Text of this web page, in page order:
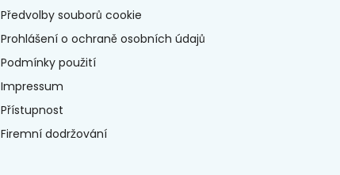
Předvolby souborů cookie
Prohlášení o ochraně osobních údajů
Podmínky použití
Impressum
Přístupnost
Firemní dodržování